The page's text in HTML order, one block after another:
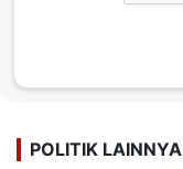
POLITIK LAINNYA